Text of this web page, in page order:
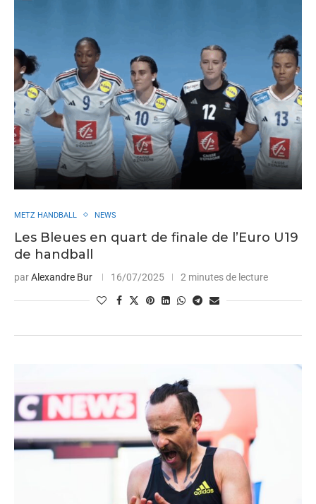
METZ HANDBALL NEWS
Les Bleues en quart de finale de l’Euro U19
de handball
parAlexandre Bur 16/07/2025 2 minutes de lecture